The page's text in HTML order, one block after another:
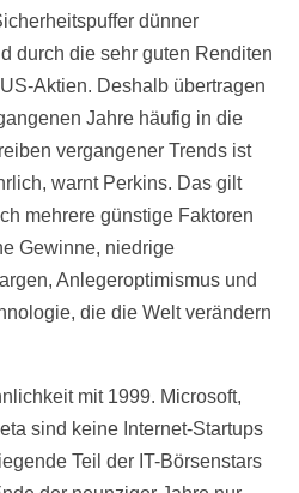
dünner
durch die sehr guten Renditen
Aktien. Deshalb übertragen
Jahre häufig in die
vergangener Trends ist
warnt Perkins. Das gilt
mehrere günstige Faktoren
Gewinne, niedrige
Anlegeroptimismus und
die die Welt verändern
mit 1999. Microsoft,
sind keine Internet-Startups
Teil der IT-Börsenstars